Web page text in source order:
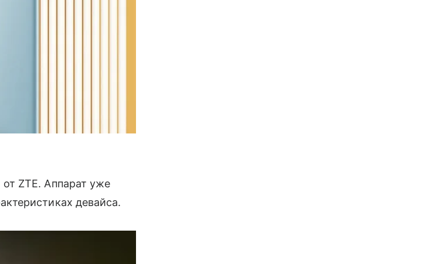
от ZTE. Аппарат уже
девайса.